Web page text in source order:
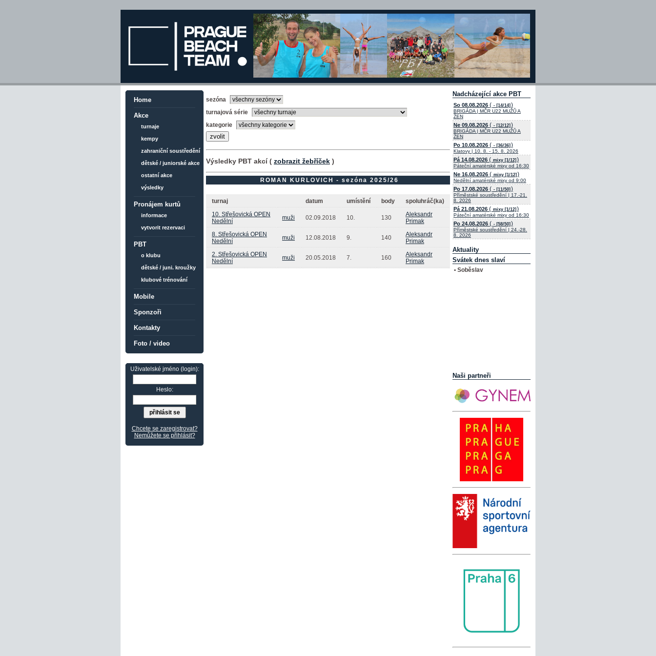
Home
Akce
turnaje
kempy
zahraniční soustředění
dětské / juniorské akce
ostatní akce
výsledky
Pronájem kurtů
informace
vytvorit rezervaci
PBT
o klubu
dětské / juni. kroužky
klubové trénování
Mobile
Sponzoři
Kontakty
Foto / video
Uživatelské jméno (login):
Heslo:
Chcete se zaregistrovat?
Nemůžete se přihlásit?
sezóna
turnajová série
kategorie
Výsledky PBT akcí ( zobrazit žebříček )
ROMAN KURLOVICH - sezóna 2025/26
turnaj datum umístění body
spoluhráč(ka)
10. Střešovická OPEN
Nedělní
muži 02.09.2018 10. 130
Aleksandr
Primak
8. Střešovická OPEN
Nedělní
muži 12.08.2018 9. 140
Aleksandr
Primak
2. Střešovická OPEN
Nedělní
muži 20.05.2018 7. 160
Aleksandr
Primak
Nadcházející akce PBT
So 08.08.2026 ( - [14/14] )
BRIGÁDA | MČR U22 MUŽŮ A
ŽEN
Ne 09.08.2026 ( - [12/12] )
BRIGÁDA | MČR U22 MUŽŮ A
ŽEN
Po 10.08.2026 ( - [36/36] )
Klatovy | 10. 8. - 15. 8. 2026
Pá 14.08.2026 ( mixy [1/12] )
Páteční amatérské mixy od 16:30
Ne 16.08.2026 ( mixy [1/12] )
Nedělní amatérské mixy od 9:00
Po 17.08.2026 ( - [11/50] )
Příměstské soustředění | 17.-21.
8. 2026
Pá 21.08.2026 ( mixy [1/12] )
Páteční amatérské mixy od 16:30
Po 24.08.2026 ( - [58/50] )
Příměstské soustředění | 24.-28.
8. 2026
Aktuality
Svátek dnes slaví
• Soběslav
Naši partneři